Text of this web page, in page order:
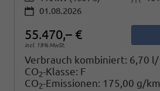
01.08.2026
55.470,– €
incl. 19% MwSt.
Verbrauch kombiniert: 6,70
CO2-Klasse: F
CO2-Emissionen: 175,00 g/km